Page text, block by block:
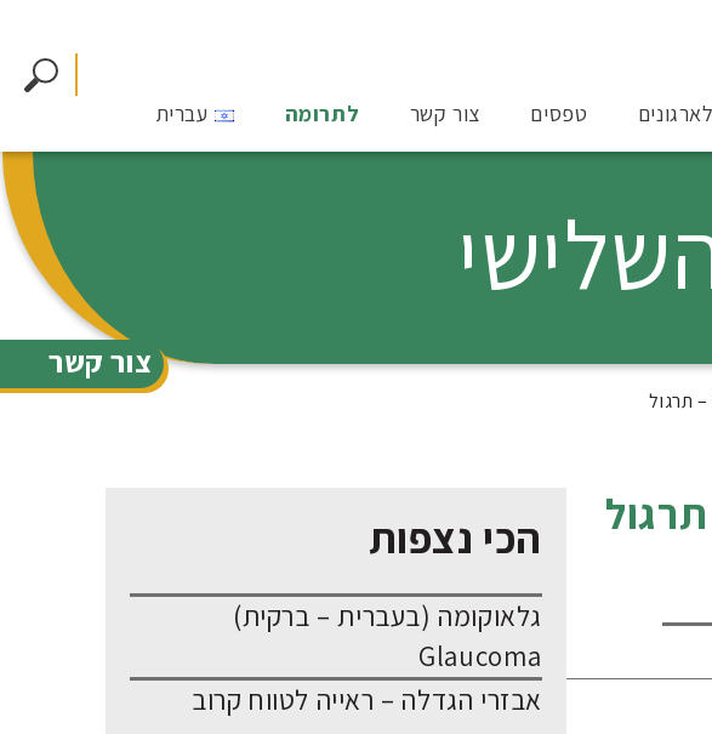
צור קשר
טפסים צור קשר לתרומה עברית
הכי נצפות
גלאוקומה (בעברית – ברקית)
Glaucoma
אבזרי הגדלה – ראייה לטווח קרוב